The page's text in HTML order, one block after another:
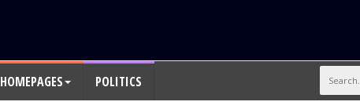
HOMEPAGES POLITICS